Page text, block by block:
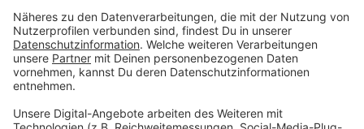
Dr. Ralph Krolewski ist Hausarzt. Seit mehr als 35
Jahren. Er ist verantwortlich für mehr als 5.000
Patientinnen und Patienten in seiner Region rund um
Gummersbach. Das Thema Klimawandel bereitet ihm
eine immer wärmer werdende Welt auf unsere